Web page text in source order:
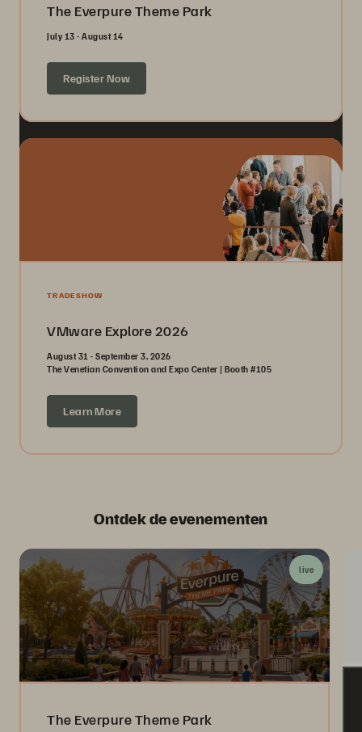
The Everpure Theme Park
July 13 - August 14
Register Now
TRADESHOW
VMware Explore 2026
August 31 - September 3, 2026
The Venetian Convention and Expo Center | Booth #105
Learn More
Ontdek de evenementen
live
The Everpure Theme Park